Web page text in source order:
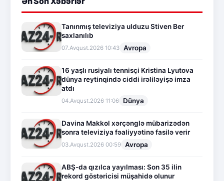
Tanınmış televiziya ulduzu Stiven Ber
saxlanılıb
07.Avqust.2026 10:43 Avropa
16 yaşlı rusiyalı tennisçi Kristina Lyutova
dünya reytinqində ciddi irəliləyişə imza
atdı
04.Avqust.2026 11:06 Dünya
Davina Makkol xərçənglə mübarizədən
sonra televiziya fəaliyyətinə fasilə verir
03.Avqust.2026 00:59 Avropa
ABŞ-da qızılca yayılması: Son 35 ilin
rekord göstəricisi müşahidə olunur